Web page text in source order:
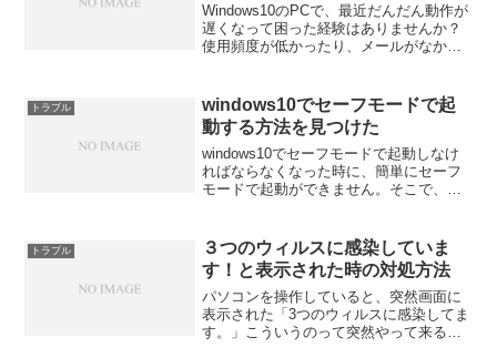
Windows10のPCで、最近だんだん動作が
遅くなって困った経験はありませんか？
使用頻度が低かったり、メールがなかな
すぐに使えない。ハードの故障も考えら
れますが、そ...
トラブル
windows10でセーフモードで起
動する方法を見つけた
windows10でセーフモードで起動しなけ
ればならなくなった時に、簡単にセーフ
モードで起動ができません。そこで、
すが、この方法は事前に設定した後にセ
ーフモード...
トラブル
３つのウィルスに感染していま
す！と表示された時の対処方法
パソコンを操作していると、突然画面に
表示された「3つのウィルスに感染してま
す。」こういうのって突然やって来るの